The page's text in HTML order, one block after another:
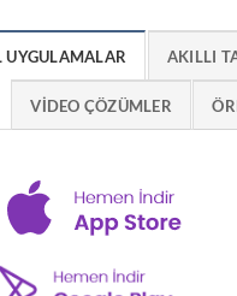
UYGULAMALAR AKILLI
VİDEO ÇÖZÜMLER